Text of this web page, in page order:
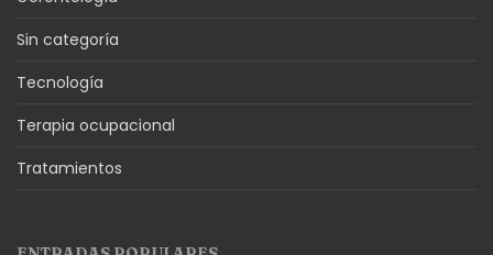
Sin categoría
Tecnología
Terapia ocupacional
Tratamientos